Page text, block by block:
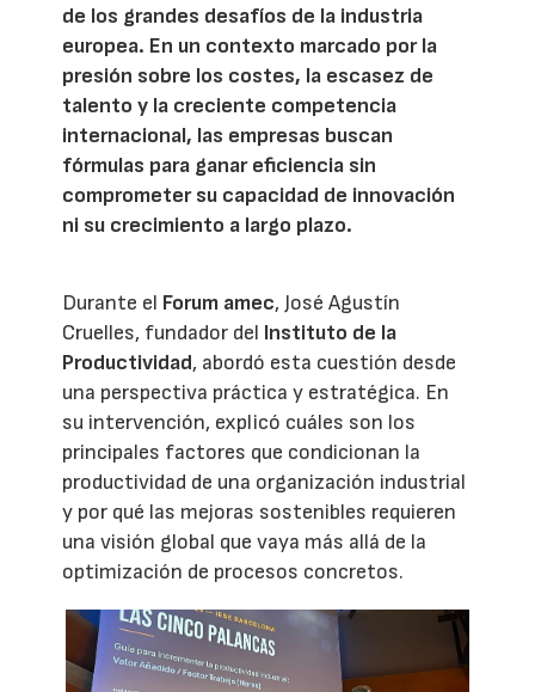
de los grandes desafíos de la industria
europea. En un contexto marcado por la
presión sobre los costes, la escasez de
talento y la creciente competencia
internacional, las empresas buscan
fórmulas para ganar eficiencia sin
comprometer su capacidad de innovación
ni su crecimiento a largo plazo.
Durante el Forum amec, José Agustín
Cruelles, fundador del Instituto de la
Productividad, abordó esta cuestión desde
una perspectiva práctica y estratégica. En
su intervención, explicó cuáles son los
principales factores que condicionan la
productividad de una organización industrial
y por qué las mejoras sostenibles requieren
una visión global que vaya más allá de la
optimización de procesos concretos.